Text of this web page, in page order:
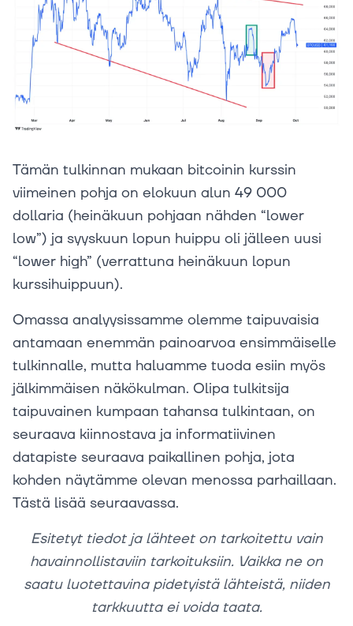
Tämän tulkinnan mukaan bitcoinin kurssin
viimeinen pohja on elokuun alun 49 000
dollaria (heinäkuun pohjaan nähden “lower
low”) ja syyskuun lopun huippu oli jälleen uusi
“lower high” (verrattuna heinäkuun lopun
kurssihuippuun).
Omassa analyysissamme olemme taipuvaisia
antamaan enemmän painoarvoa ensimmäiselle
tulkinnalle, mutta haluamme tuoda esiin myös
jälkimmäisen näkökulman. Olipa tulkitsija
taipuvainen kumpaan tahansa tulkintaan, on
seuraava kiinnostava ja informatiivinen
datapiste seuraava paikallinen pohja, jota
kohden näytämme olevan menossa parhaillaan.
Tästä lisää seuraavassa.
Esitetyt tiedot ja lähteet on tarkoitettu vain
havainnollistaviin tarkoituksiin. Vaikka ne on
saatu luotettavina pidetyistä lähteistä, niiden
tarkkuutta ei voida taata.